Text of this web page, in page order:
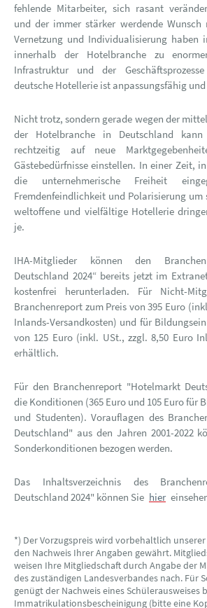
fehlende Mitarbeiter, sich rasant
und der immer stärker werdende
Vernetzung und Individualisierung haben
innerhalb der Hotelbranche zu
Infrastruktur und der
deutsche Hotellerie ist anpassungsfähig
Nicht trotz, sondern gerade wegen der
der Hotelbranche in Deutschland
rechtzeitig auf neue
Gästebedürfnisse einstellen. In einer Zeit,
die unternehmerische Freiheit
Fremdenfeindlichkeit und Polarisierung
weltoffene und vielfältige Hotellerie
je.
IHA-Mitglieder können den
Deutschland 2024“ bereits jetzt im
kostenfrei herunterladen. Für Nicht-
Branchenreport zum Preis von 395 Euro
Inlands-Versandkosten) und für
von 125 Euro (inkl. USt., zzgl. 8,50 Euro
erhältlich.
Für den Branchenreport "Hotelmarkt
die Konditionen (365 Euro und 105 Euro für
und Studenten). Vorauflagen des
Deutschland" aus den Jahren 2001-2022
Sonderkonditionen bezogen werden.
Das Inhaltsverzeichnis des
Deutschland 2024" können Sie hier
*) Der Vorzugspreis wird vorbehaltlich
den Nachweis Ihrer Angaben gewährt.
weisen Ihre Mitgliedschaft durch Angabe der
des zuständigen Landesverbandes nach. Für
genügt der Nachweis eines Schülerausweises
Immatrikulationsbescheinigung (bitte eine